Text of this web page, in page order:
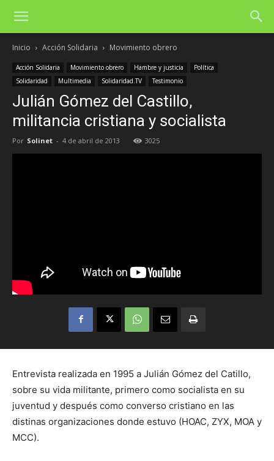
Inicio Acción Solidaria Movimiento obrero
Acción Solidaria Movimiento obrero Hambre y justicia
Política
Solidaridad
Multimedia Solidaridad.TV Testimonio
Julián Gómez del Castillo,
militancia cristiana y socialista
Por Solinet - 4 de abril de 2013 3025
Entrevista realizada en 1995 a Julián Gómez del Catillo,
sobre su vida militante, primero como socialista en su
juventud y después como converso cristiano en las
distinas organizaciones donde estuvo (HOAC, ZYX, MOA y
MCC).